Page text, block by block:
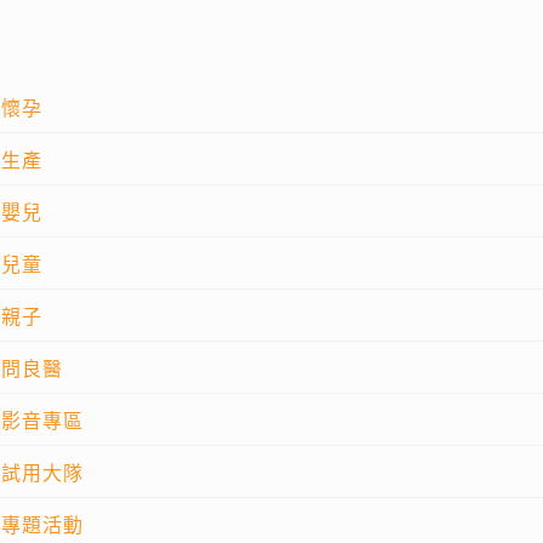
懷孕
生產
嬰兒
兒童
親子
問良醫
影音專區
試用大隊
專題活動